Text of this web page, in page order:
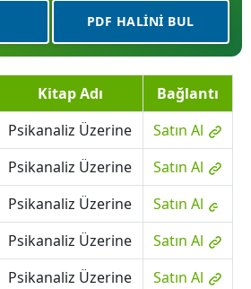
PDF HALINI BUL
Kitap Adı
Bağlantı
Psikanaliz Üzerine
Satın Al
Psikanaliz Üzerine
Satın Al
Psikanaliz Üzerine
Satın Al
Psikanaliz Üzerine
Satın Al
Psikanaliz Üzerine
Satın Al